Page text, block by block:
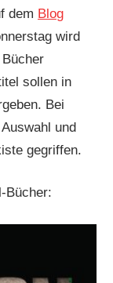
dem Blog
wird
sollen in
Bei
und
gegriffen.
Bücher: